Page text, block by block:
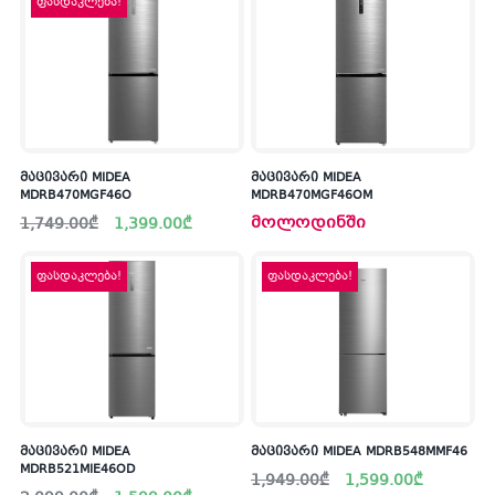
მაცივარი MIDEA
MDRB470MGF46O
1,749.00₾
Original
price
1,749.00₾.
1,399.00₾
Current
price
1,399.00₾.
მაცივარი MIDEA
MDRB470MGF46OM
მოლოდინში
ფასდაკლება!
მაცივარი MIDEA
MDRB521MIE46OD
ფასდაკლება!
მაცივარი MIDEA MDRB548MMF46
1,949.00₾
Original 1,599.00₾
Current